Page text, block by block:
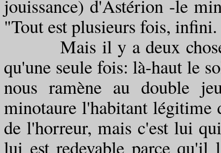
jouissance) d'Astérion -le
"Tout est plusieurs fois, infini.
Mais il y a deux choses
qu'une seule fois: là-haut le
nous ramène au double
minotaure l'habitant légitime
de l'horreur, mais c'est lui
lui est redevable parce